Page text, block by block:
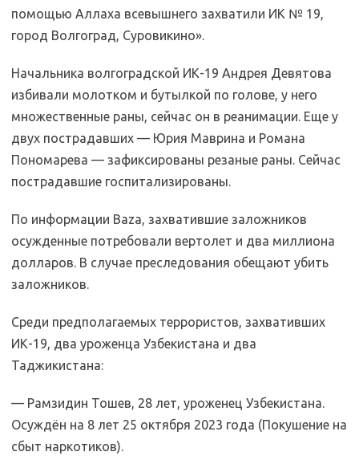
помощью Аллаха всевышнего захватили ИК № 19,
город Волгоград, Суровикино».
Начальника волгоградской ИК-19 Андрея Девятова
избивали молотком и бутылкой по голове, у него
множественные раны, сейчас он в реанимации. Еще у
двух пострадавших — Юрия Маврина и Романа
Пономарева — зафиксированы резаные раны. Сейчас
пострадавшие госпитализированы.
По информации Baza, захватившие заложников
осужденные потребовали вертолет и два миллиона
долларов. В случае преследования обещают убить
заложников.
Среди предполагаемых террористов, захвативших
ИК-19, два уроженца Узбекистана и два
Таджикистана:
— Рамзидин Тошев, 28 лет, уроженец Узбекистана.
Осуждён на 8 лет 25 октября 2023 года (Покушение на
сбыт наркотиков).